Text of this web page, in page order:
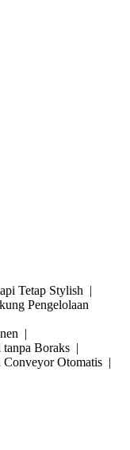
Tetap Stylish |
Pengelolaan
|
tanpa Boraks |
Conveyor Otomatis |